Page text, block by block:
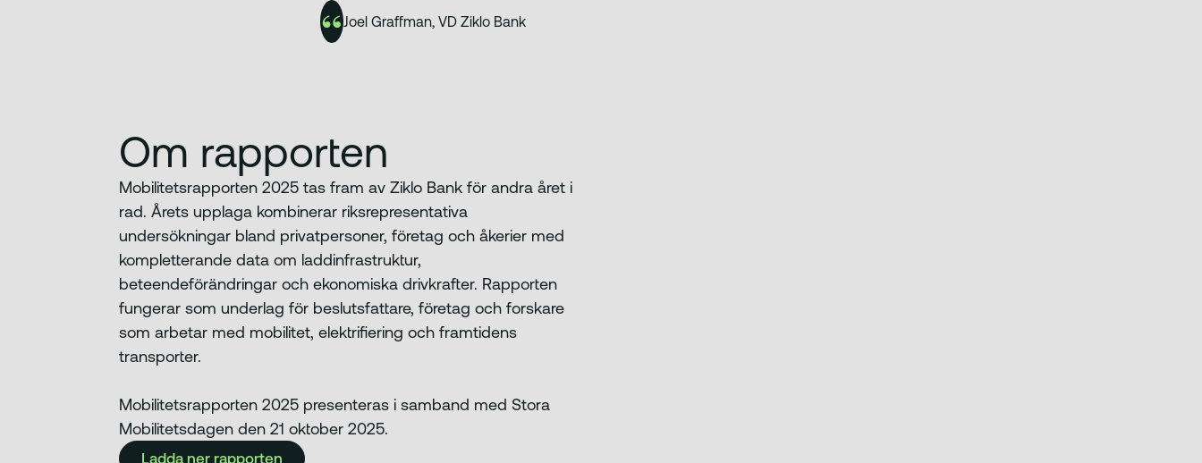
Joel Graffman, VD Ziklo Bank
Om rapporten
Mobilitetsrapporten 2025 tas fram av Ziklo Bank för andra året i
rad. Årets upplaga kombinerar riksrepresentativa
undersökningar bland privatpersoner, företag och åkerier med
kompletterande data om laddinfrastruktur,
beteendeförändringar och ekonomiska drivkrafter. Rapporten
fungerar som underlag för beslutsfattare, företag och forskare
som arbetar med mobilitet, elektrifiering och framtidens
transporter.
Mobilitetsrapporten 2025 presenteras i samband med Stora
Mobilitetsdagen den 21 oktober 2025.
Ladda ner rapporten